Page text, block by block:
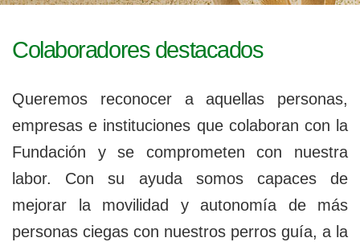
c
i
l
a
b
l
e
Colaboradores destacados
Queremos reconocer a aquellas personas,
empresas e instituciones que colaboran con la
Fundación y se comprometen con nuestra
labor. Con su ayuda somos capaces de
mejorar la movilidad y autonomía de más
personas ciegas con nuestros perros guía, a la